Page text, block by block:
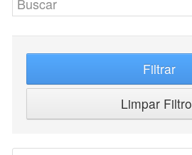
Filtrar
Limpar